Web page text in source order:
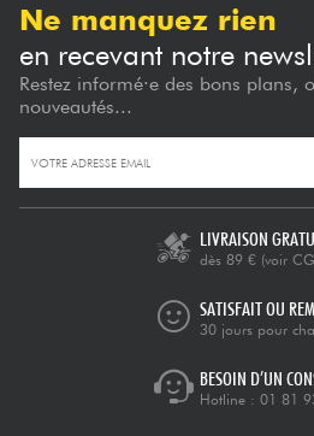
Ne manquez rien
en recevant notre
Restez informé·e des bons plans,
nouveautés...
LIVRAISON
dès 89 € (voir
SATISFAIT OU
30 jours pour
BESOIN D’UN
Hotline : 01 81